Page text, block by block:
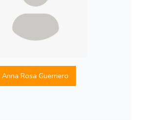
Anna Rosa Guerriero